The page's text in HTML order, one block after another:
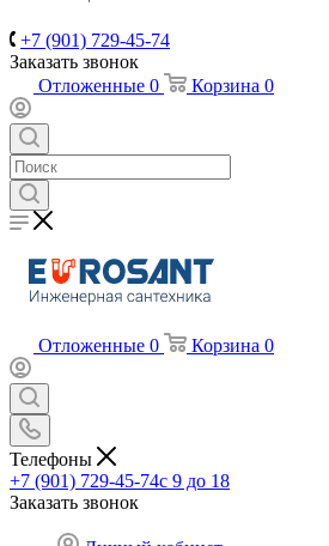
+7 (901) 729-45-74
Заказать звонок
Отложенные 0 Корзина 0
Отложенные 0 Корзина 0
Телефоны
+7 (901) 729-45-74c 9 до 18
Заказать звонок